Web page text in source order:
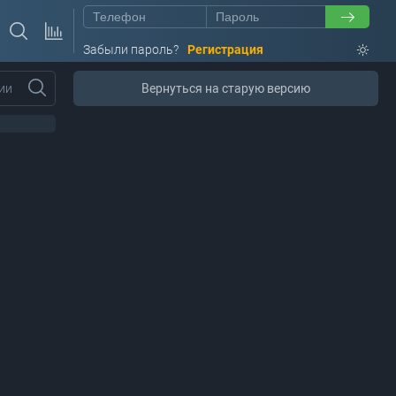
Забыли пароль? Регистрация
Вернуться на старую версию